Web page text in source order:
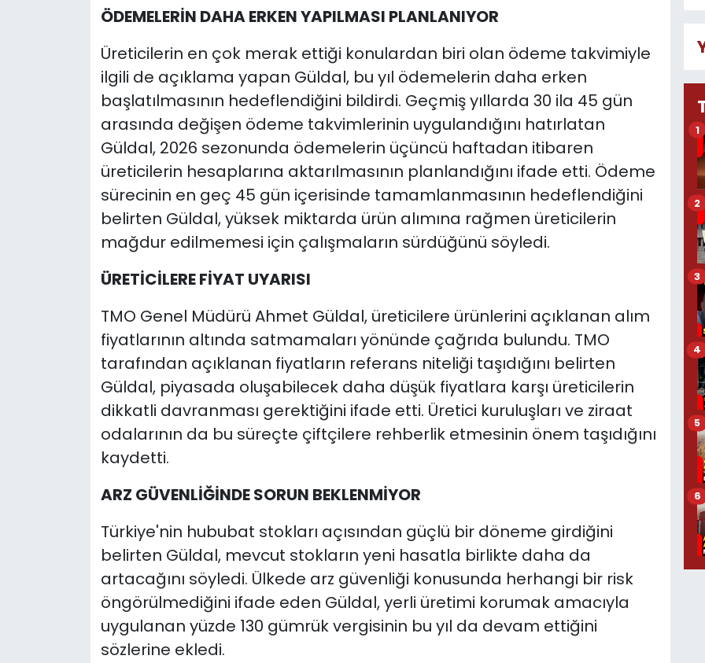
ÖDEMELERİN DAHA ERKEN YAPILMASI PLANLANIYOR
Üreticilerin en çok merak ettiği konulardan biri olan ödeme takvimiyle
ilgili de açıklama yapan Güldal, bu yıl ödemelerin daha erken
başlatılmasının hedeflendiğini bildirdi. Geçmiş yıllarda 30 ila 45 gün
arasında değişen ödeme takvimlerinin uygulandığını hatırlatan
Güldal, 2026 sezonunda ödemelerin üçüncü haftadan itibaren
üreticilerin hesaplarına aktarılmasının planlandığını ifade etti. Ödeme
sürecinin en geç 45 gün içerisinde tamamlanmasının hedeflendiğini
belirten Güldal, yüksek miktarda ürün alımına rağmen üreticilerin
mağdur edilmemesi için çalışmaların sürdüğünü söyledi.
ÜRETİCİLERE FİYAT UYARISI
TMO Genel Müdürü Ahmet Güldal, üreticilere ürünlerini açıklanan alım
fiyatlarının altında satmamaları yönünde çağrıda bulundu. TMO
tarafından açıklanan fiyatların referans niteliği taşıdığını belirten
Güldal, piyasada oluşabilecek daha düşük fiyatlara karşı üreticilerin
dikkatli davranması gerektiğini ifade etti. Üretici kuruluşları ve ziraat
odalarının da bu süreçte çiftçilere rehberlik etmesinin önem taşıdığını
kaydetti.
ARZ GÜVENLİĞİNDE SORUN BEKLENMİYOR
Türkiye'nin hububat stokları açısından güçlü bir döneme girdiğini
belirten Güldal, mevcut stokların yeni hasatla birlikte daha da
artacağını söyledi. Ülkede arz güvenliği konusunda herhangi bir risk
öngörülmediğini ifade eden Güldal, yerli üretimi korumak amacıyla
uygulanan yüzde 130 gümrük vergisinin bu yıl da devam ettiğini
sözlerine ekledi.
1
2
3
4
5
6